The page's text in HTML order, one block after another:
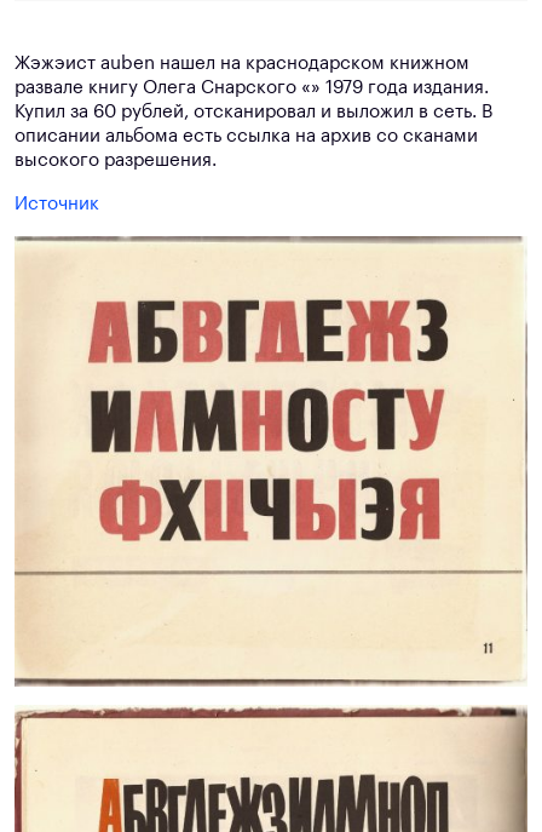
Жэжэист auben нашел на краснодарском книжном
развале книгу Олега Снарского «» 1979 года издания.
Купил за 60 рублей, отсканировал и выложил в сеть. В
описании альбома есть ссылка на архив со сканами
высокого разрешения.
Источник